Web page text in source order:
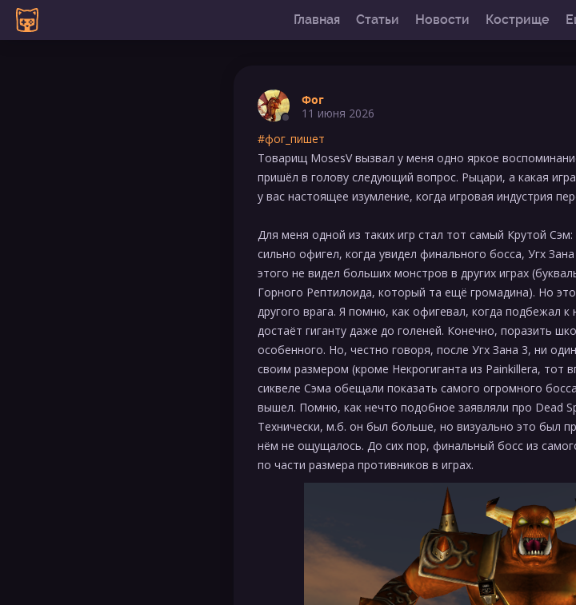
Главная Статьи Новости Кострище
Фог
11 июня 2026
#фог_пишет
Товарищ MosesV вызвал у меня одно яркое
пришёл в голову следующий вопрос. Рыцари, а какая
у вас настоящее изумление, когда игровая индустрия
Для меня одной из таких игр стал тот самый Крутой
сильно офигел, когда увидел финального босса, Угх
этого не видел больших монстров в других играх
Горного Рептилоида, который та ещё громадина). Но
другого врага. Я помню, как офигевал, когда подбежал
достаёт гиганту даже до голеней. Конечно, поразить
особенного. Но, честно говоря, после Угх Зана 3, ни
своим размером (кроме Некрогиганта из Painkillerа, тот
сиквеле Сэма обещали показать самого огромного
вышел. Помню, как нечто подобное заявляли про Dead
Технически, м.б. он был больше, но визуально это был
нём не ощущалось. До сих пор, финальный босс из
по части размера противников в играх.